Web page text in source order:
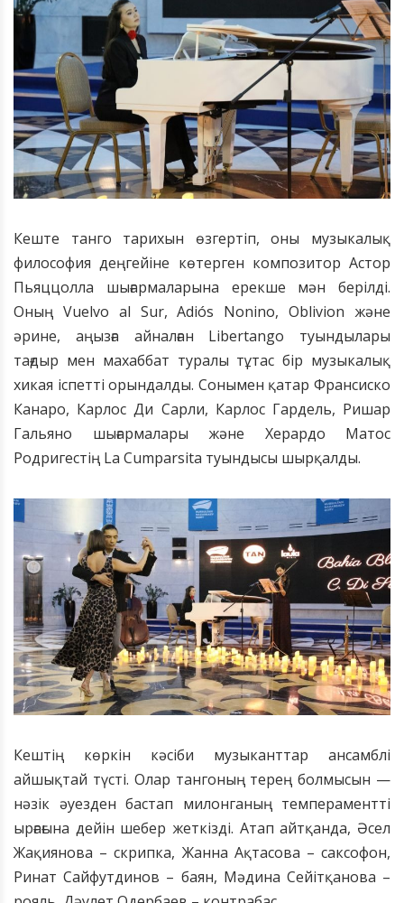
Кеште танго тарихын өзгертіп, оны музыкалық
философия деңгейіне көтерген композитор Астор
Пьяццолла шығармаларына ерекше мән берілді.
Оның Vuelvo al Sur, Adiós Nonino, Oblivion және
әрине, аңызға айналған Libertango туындылары
тағдыр мен махаббат туралы тұтас бір музыкалық
хикая іспетті орындалды. Сонымен қатар Франсиско
Канаро, Карлос Ди Сарли, Карлос Гардель, Ришар
Гальяно шығармалары және Херардо Матос
Родригестің La Cumparsita туындысы шырқалды.
Кештің көркін кәсіби музыканттар ансамблі
айшықтай түсті. Олар тангоның терең болмысын —
нәзік әуезден бастап милонганың темпераментті
ырғағына дейін шебер жеткізді. Атап айтқанда, Әсел
Жақиянова – скрипка, Жанна Ақтасова – саксофон,
Ринат Сайфутдинов – баян, Мәдина Сейітқанова –